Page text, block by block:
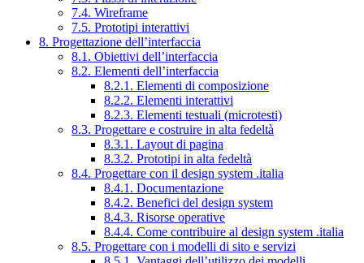
7.4. Wireframe
7.5. Prototipi interattivi
8. Progettazione dell’interfaccia
8.1. Obiettivi dell’interfaccia
8.2. Elementi dell’interfaccia
8.2.1. Elementi di composizione
8.2.2. Elementi interattivi
8.2.3. Elementi testuali (microtesti)
8.3. Progettare e costruire in alta fedeltà
8.3.1. Layout di pagina
8.3.2. Prototipi in alta fedeltà
8.4. Progettare con il design system .italia
8.4.1. Documentazione
8.4.2. Benefici del design system
8.4.3. Risorse operative
8.4.4. Come contribuire al design system .italia
8.5. Progettare con i modelli di sito e servizi